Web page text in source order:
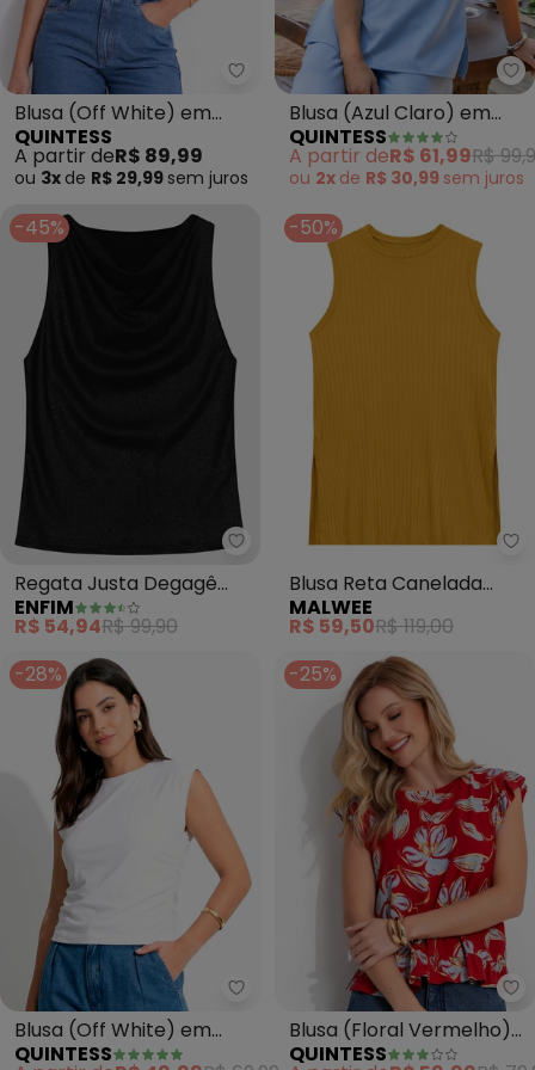
Quintess - Blusa (Off White)
Blusa (Off White) em
Malha Texturizada
QUINTESS
A partir deR$ 89,99
ou 3x de R$ 29,99 sem juros
Blusa (Azul Claro) em
Tecido Viscose com
Poliéster
QUINTESS
A partir deR$ 61,99R$
ou 2x de R$ 30,99 sem juros
-45%
Enfim - Regata Justa Degagê
Regata Justa Degagê
com Brilho (Preto)
ENFIM
R$ 54,94R$ 99,90
-50%
Blusa Reta Canelada
(Amarelo)
MALWEE
R$ 59,50R$ 119,00
-28%
Quintess - Blusa (Off White)
Blusa (Off White) em
Cotton
QUINTESS
-25%
Blusa (Floral Vermelho)
em Malha de Viscolycra
QUINTESS